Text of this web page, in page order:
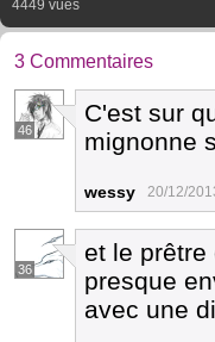
4449 vues
3 Commentaires
46
C'est sur
mignonne
wessy 20/12/
36
et le prêtre
presque
avec une